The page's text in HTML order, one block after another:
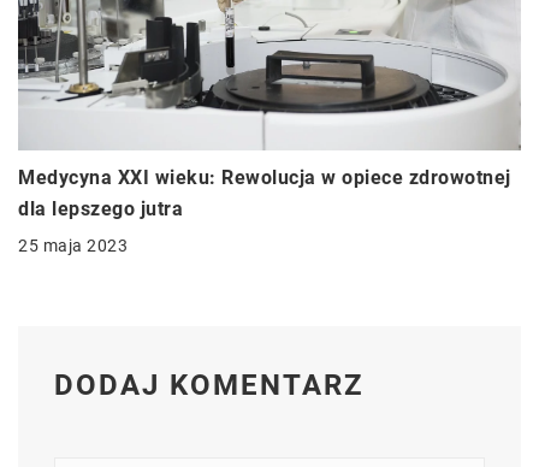
Medycyna XXI wieku: Rewolucja w opiece zdrowotnej
dla lepszego jutra
25 maja 2023
DODAJ KOMENTARZ